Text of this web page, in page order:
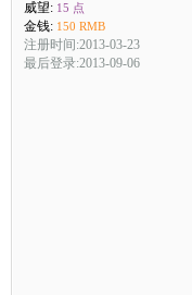
威望: 15 点
金钱: 150 RMB
注册时间:2013-03-23
最后登录:2013-09-06